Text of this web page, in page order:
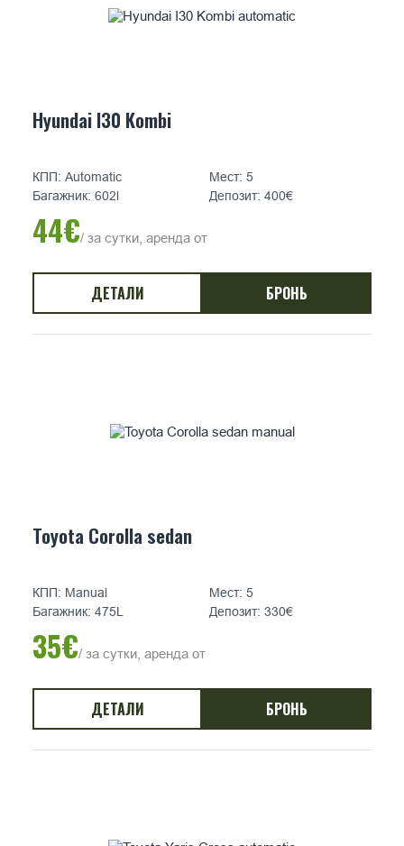
Hyundai I30 Kombi
КПП: Automatic
Мест: 5
Багажник: 602l
Депозит: 400€
44€/ за сутки, аренда от
ДЕТАЛИ БРОНЬ
Toyota Corolla sedan
КПП: Manual
Мест: 5
Багажник: 475L
Депозит: 330€
35€/ за сутки, аренда от
ДЕТАЛИ БРОНЬ